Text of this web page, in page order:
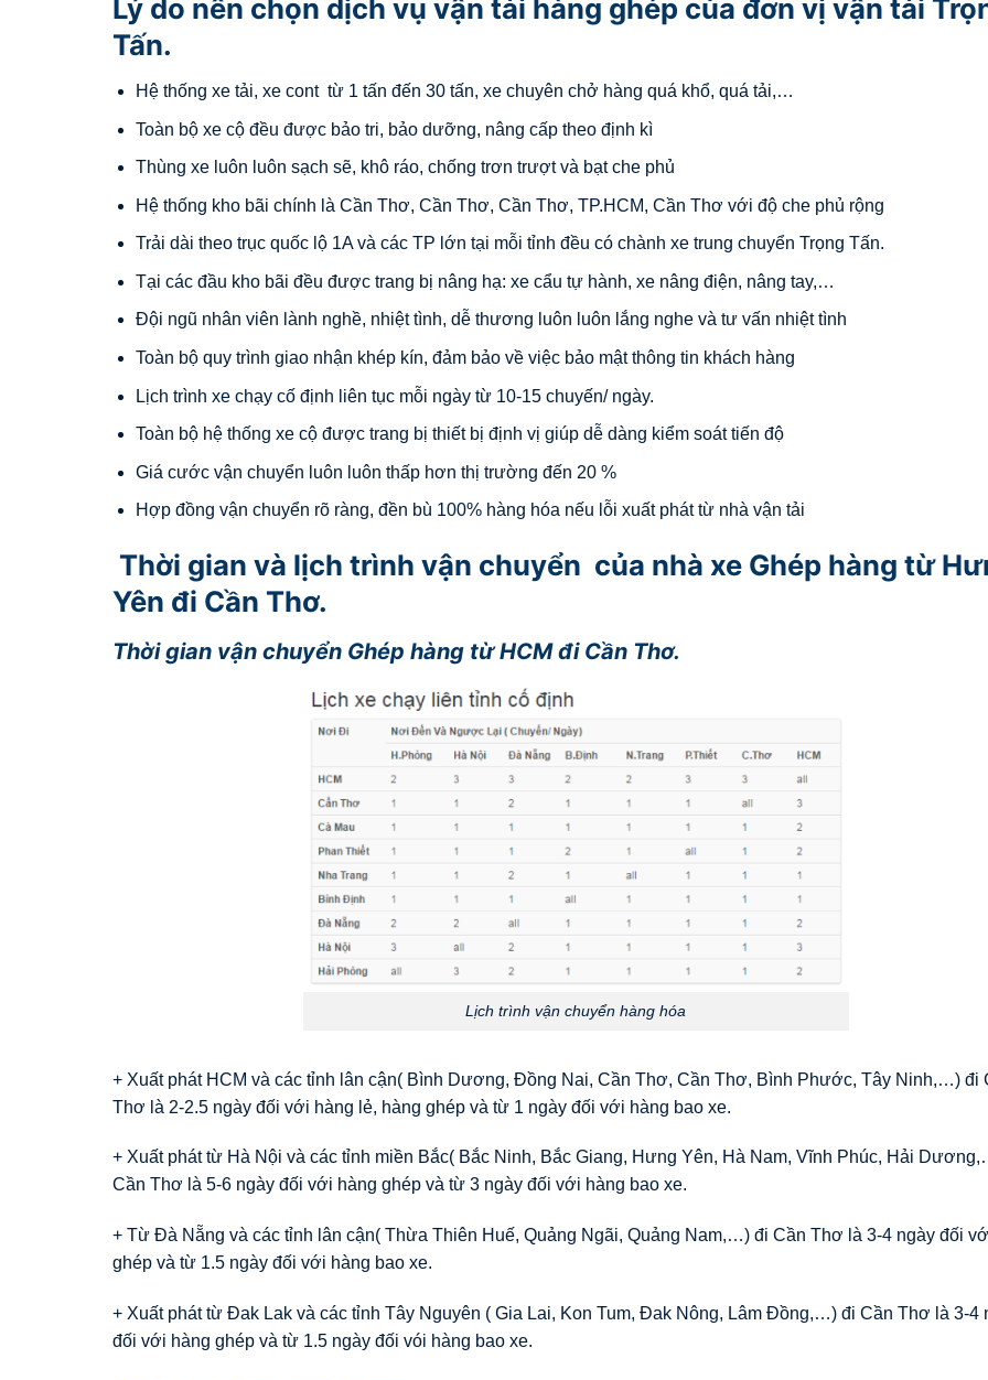
Lý do nên chọn dịch vụ vận tải hàng ghép của đơn vị vận tải
Tấn.
Hệ thống xe tải, xe cont từ 1 tấn đến 30 tấn, xe chuyên chở hàng quá khổ, quá tải,…
Toàn bộ xe cộ đều được bảo tri, bảo dưỡng, nâng cấp theo định kì
Thùng xe luôn luôn sạch sẽ, khô ráo, chống trơn trượt và bạt che phủ
Hệ thống kho bãi chính là Cần Thơ, Cần Thơ, Cần Thơ, TP.HCM, Cần Thơ với độ che phủ rộng
Trải dài theo trục quốc lộ 1A và các TP lớn tại mỗi tỉnh đều có chành xe trung chuyển Trọng Tấn.
Tại các đầu kho bãi đều được trang bị nâng hạ: xe cẩu tự hành, xe nâng điện, nâng tay,…
Đội ngũ nhân viên lành nghề, nhiệt tình, dễ thương luôn luôn lắng nghe và tư vấn nhiệt tình
Toàn bộ quy trình giao nhận khép kín, đảm bảo về việc bảo mật thông tin khách hàng
Lịch trình xe chạy cố định liên tục mỗi ngày từ 10-15 chuyến/ ngày.
Toàn bộ hệ thống xe cộ được trang bị thiết bị định vị giúp dễ dàng kiểm soát tiến độ
Giá cước vận chuyển luôn luôn thấp hơn thị trường đến 20 %
Hợp đồng vận chuyển rõ ràng, đền bù 100% hàng hóa nếu lỗi xuất phát từ nhà vận tải
Thời gian và lịch trình vận chuyển của nhà xe Ghép hàng từ
Yên đi Cần Thơ.
Thời gian vận chuyển Ghép hàng từ HCM đi Cần Thơ.
Lịch trình vận chuyển hàng hóa
+ Xuất phát HCM và các tỉnh lân cận( Bình Dương, Đồng Nai, Cần Thơ, Cần Thơ, Bình Phước, Tây Ninh,…) đi
Thơ là 2-2.5 ngày đối với hàng lẻ, hàng ghép và từ 1 ngày đối với hàng bao xe.
+ Xuất phát từ Hà Nội và các tỉnh miền Bắc( Bắc Ninh, Bắc Giang, Hưng Yên, Hà Nam, Vĩnh Phúc, Hải
Cần Thơ là 5-6 ngày đối với hàng ghép và từ 3 ngày đối với hàng bao xe.
+ Từ Đà Nẵng và các tỉnh lân cận( Thừa Thiên Huế, Quảng Ngãi, Quảng Nam,…) đi Cần Thơ là 3-4 ngày đối
ghép và từ 1.5 ngày đối với hàng bao xe.
+ Xuất phát từ Đak Lak và các tỉnh Tây Nguyên ( Gia Lai, Kon Tum, Đak Nông, Lâm Đồng,…) đi Cần Thơ là 3-4
đối với hàng ghép và từ 1.5 ngày đối vói hàng bao xe.